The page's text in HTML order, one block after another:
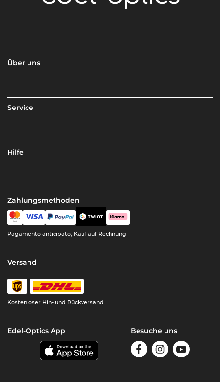
Über uns
Service
Hilfe
Zahlungsmethoden
Pagamento anticipato, Kauf auf Rechnung
Versand
Kostenloser Hin- und Rückversand
Edel-Optics App Besuche uns